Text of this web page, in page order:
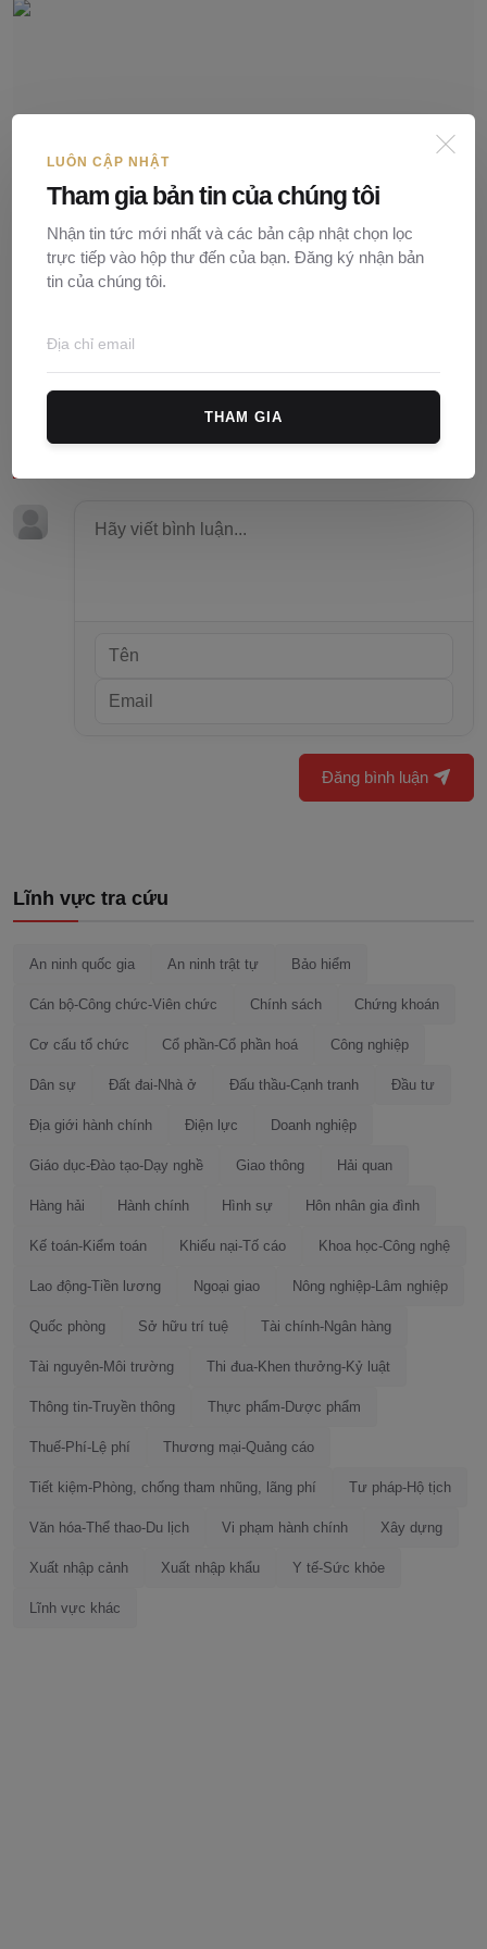
Đăng bình luận
Lĩnh vực tra cứu
An ninh quốc gia An ninh trật tự Bảo hiểm
Cán bộ-Công chức-Viên chức Chính sách Chứng khoán
Cơ cấu tổ chức Cổ phần-Cổ phần hoá Công nghiệp
Dân sự Đất đai-Nhà ở Đấu thầu-Cạnh tranh Đầu tư
Địa giới hành chính Điện lực Doanh nghiệp
Giáo dục-Đào tạo-Dạy nghề Giao thông Hải quan
Hàng hải Hành chính Hình sự Hôn nhân gia đình
Kế toán-Kiểm toán Khiếu nại-Tố cáo Khoa học-Công nghệ
Lao động-Tiền lương Ngoại giao Nông nghiệp-Lâm nghiệp
Quốc phòng Sở hữu trí tuệ Tài chính-Ngân hàng
Tài nguyên-Môi trường Thi đua-Khen thưởng-Kỷ luật
Thông tin-Truyền thông Thực phẩm-Dược phẩm
Thuế-Phí-Lệ phí Thương mại-Quảng cáo
Tiết kiệm-Phòng, chống tham nhũng, lãng phí Tư pháp-Hộ tịch
Văn hóa-Thể thao-Du lịch Vi phạm hành chính Xây dựng
Xuất nhập cảnh Xuất nhập khẩu Y tế-Sức khỏe
Lĩnh vực khác
LUÔN CẬP NHẬT
Tham gia bản tin của chúng tôi
Nhận tin tức mới nhất và các bản cập nhật chọn lọc
trực tiếp vào hộp thư đến của bạn. Đăng ký nhận bản
tin của chúng tôi.
THAM GIA